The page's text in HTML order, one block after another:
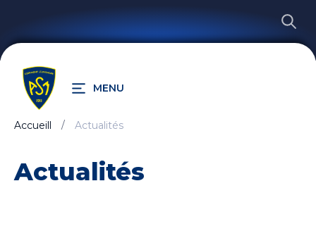
MENU
Accueill Actualités
Actualités